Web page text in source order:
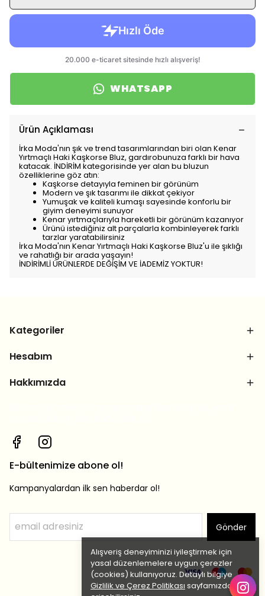
Alışveriş deneyiminizi iyileştirmek için
yasal düzenlemelere uygun çerezler
(cookies) kullanıyoruz. Detaylı bilgiye
Gizlilik ve Çerez Politikası sayfamızdan
WHATSAPP
Ürün Açıklaması
İrka Moda'nın şık ve trend tasarımlarından biri olan Kenar
Yırtmaçlı Haki Kaşkorse Bluz, gardırobunuza farklı bir hava
katacak. İNDİRİM kategorisinde yer alan bu bluzun
özelliklerine göz atın:
Kaşkorse detayıyla feminen bir görünüm
Modern ve şık tasarımı ile dikkat çekiyor
Yumuşak ve kaliteli kumaşı sayesinde konforlu bir
giyim deneyimi sunuyor
Kenar yırtmaçlarıyla hareketli bir görünüm kazanıyor
Ürünü istediğiniz alt parçalarla kombinleyerek farklı
tarzlar yaratabilirsiniz
İrka Moda'nın Kenar Yırtmaçlı Haki Kaşkorse Bluz'u ile şıklığı
ve rahatlığı bir arada yaşayın!
İNDİRİMLİ ÜRÜNLERDE DEĞİŞİM VE İADEMİZ YOKTUR!
Kategoriler
Hesabım
Hakkımızda
E-bültenimize abone ol!
Kampanyalardan ilk sen haberdar ol!
Gönder